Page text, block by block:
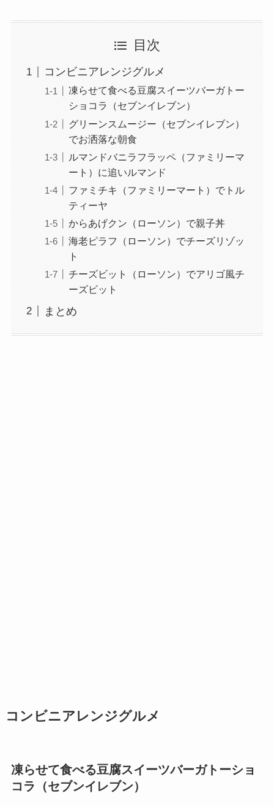
目次
コンビニアレンジグルメ
凍らせて食べる豆腐スイーツバーガトー
ショコラ（セブンイレブン）
グリーンスムージー（セブンイレブン）
でお洒落な朝食
ルマンドバニラフラッペ（ファミリーマ
ート）に追いルマンド
ファミチキ（ファミリーマート）でトル
ティーヤ
からあげクン（ローソン）で親子丼
海老ピラフ（ローソン）でチーズリゾッ
ト
チーズビット（ローソン）でアリゴ風チ
ーズビット
まとめ
コンビニアレンジグルメ
凍らせて食べる豆腐スイーツバーガトーショ
コラ（セブンイレブン）